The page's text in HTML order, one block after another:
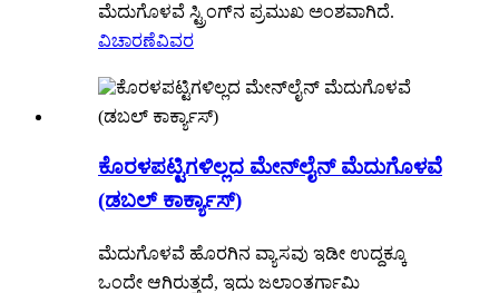
ಮೆದುಗೊಳವೆ ಸ್ಟ್ರಿಂಗ್‌ನ ಪ್ರಮುಖ ಅಂಶವಾಗಿದೆ.
ವಿಚಾರಣೆವಿವರ
ಕೊರಳಪಟ್ಟಿಗಳಿಲ್ಲದ ಮೇನ್‌ಲೈನ್ ಮೆದುಗೊಳವೆ
(ಡಬಲ್ ಕಾರ್ಕ್ಯಾಸ್)
ಮೆದುಗೊಳವೆ ಹೊರಗಿನ ವ್ಯಾಸವು ಇಡೀ ಉದ್ದಕ್ಕೂ
ಒಂದೇ ಆಗಿರುತ್ತದೆ, ಇದು ಜಲಾಂತರ್ಗಾಮಿ